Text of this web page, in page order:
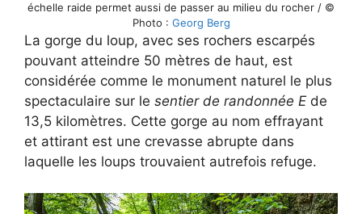
échelle raide permet aussi de passer au milieu du rocher / ©
Photo : Georg Berg
La gorge du loup, avec ses rochers escarpés
pouvant atteindre 50 mètres de haut, est
considérée comme le monument naturel le plus
spectaculaire sur le sentier de randonnée E de
13,5 kilomètres. Cette gorge au nom effrayant
et attirant est une crevasse abrupte dans
laquelle les loups trouvaient autrefois refuge.